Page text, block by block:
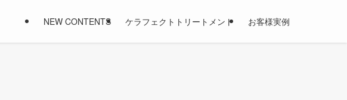
NEW CONTENTS ケラフェクトトリートメント お客様実例